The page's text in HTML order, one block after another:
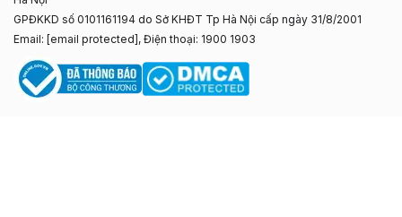
GPĐKKD số 0101161194 do Sở KHĐT Tp Hà Nội cấp ngày 31/8/2001
Email: [email protected] , Điện thoại: 1900 1903